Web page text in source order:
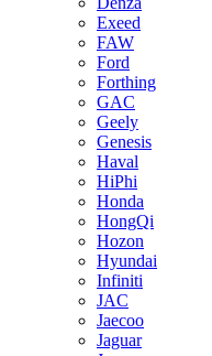
Exeed
FAW
Ford
Forthing
GAC
Geely
Genesis
Haval
HiPhi
Honda
HongQi
Hozon
Hyundai
Infiniti
JAC
Jaecoo
Jaguar